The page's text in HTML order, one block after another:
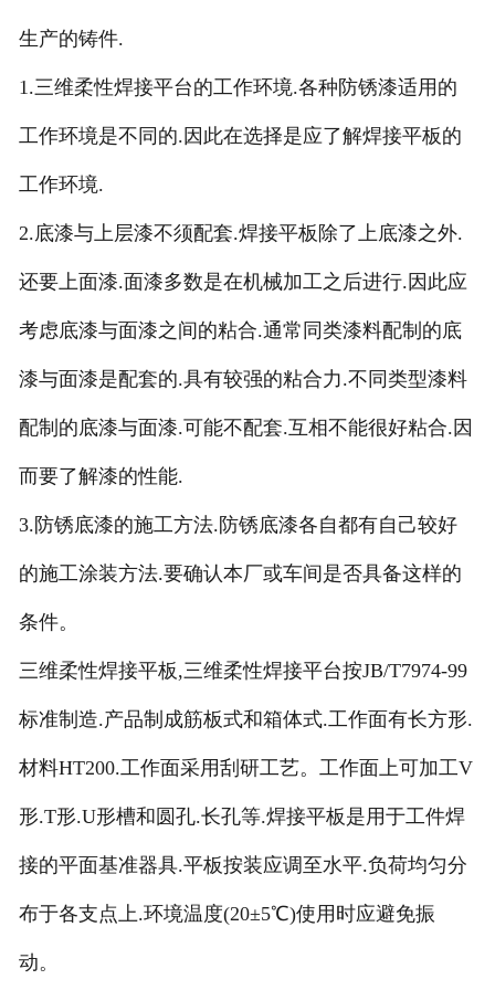
生产的铸件.
1.三维柔性焊接平台的工作环境.各种防锈漆适用的
工作环境是不同的.因此在选择是应了解焊接平板的
工作环境.
2.底漆与上层漆不须配套.焊接平板除了上底漆之外.
还要上面漆.面漆多数是在机械加工之后进行.因此应
考虑底漆与面漆之间的粘合.通常同类漆料配制的底
漆与面漆是配套的.具有较强的粘合力.不同类型漆料
配制的底漆与面漆.可能不配套.互相不能很好粘合.因
而要了解漆的性能.
3.防锈底漆的施工方法.防锈底漆各自都有自己较好
的施工涂装方法.要确认本厂或车间是否具备这样的
条件。
三维柔性焊接平板,三维柔性焊接平台按JB/T7974-99
标准制造.产品制成筋板式和箱体式.工作面有长方形.
材料HT200.工作面采用刮研工艺。工作面上可加工V
形.T形.U形槽和圆孔.长孔等.焊接平板是用于工件焊
接的平面基准器具.平板按装应调至水平.负荷均匀分
布于各支点上.环境温度(20±5℃)使用时应避免振
动。